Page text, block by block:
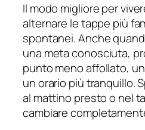
Il modo migliore per
alternare le tappe più
spontanei. Anche
una meta conosciuta,
punto meno affollato,
un orario più tranquillo.
al mattino presto o nel
cambiare